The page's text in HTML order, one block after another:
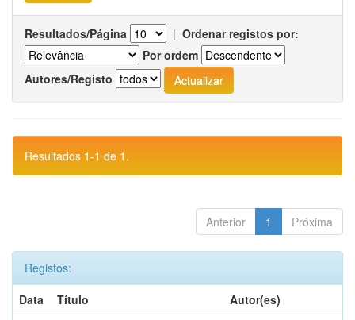
Resultados/Página | Ordenar registos por:
Por ordem
Autores/Registo
Resultados 1-1 de 1.
Anterior 1 Próxima
Registos:
Data
Título
Autor(es)